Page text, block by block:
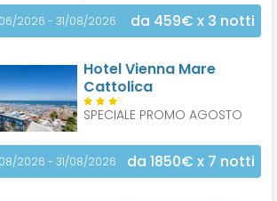
2026 - 31/08/2026 da 459€ x 3 notti
Hotel Vienna Mare
Cattolica
S
SPECIALE PROMO AGOSTO
2026 - 31/08/2026 da 1850€ x 7 notti